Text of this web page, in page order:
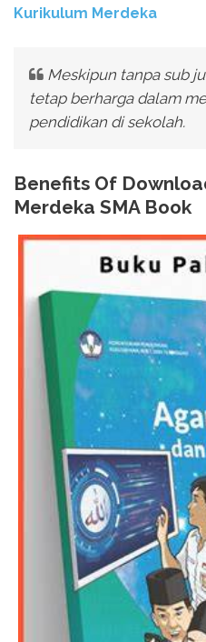
Kurikulum Merdeka
Meskipun tanpa sub
tetap berharga dalam
pendidikan di sekolah.
Benefits Of
Merdeka SMA Book